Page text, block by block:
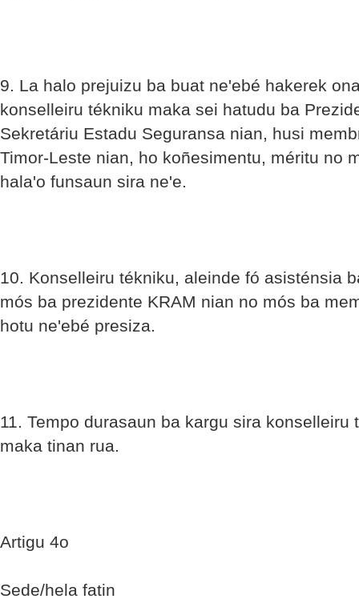
9. La halo prejuizu ba buat ne'ebé hakerek
konselleiru tékniku maka sei hatudu ba
Sekretáriu Estadu Seguransa nian, husi
Timor-Leste nian, ho koñesimentu, méritu no
hala'o funsaun sira ne'e.
10. Konselleiru tékniku, aleinde fó asisténsia
mós ba prezidente KRAM nian no mós ba
hotu ne'ebé presiza.
11. Tempo durasaun ba kargu sira konselleiru
maka tinan rua.
Artigu 4o
Sede/hela fatin